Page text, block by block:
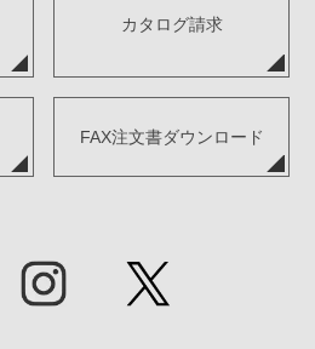
カタログ請求
FAX注文書ダウンロード